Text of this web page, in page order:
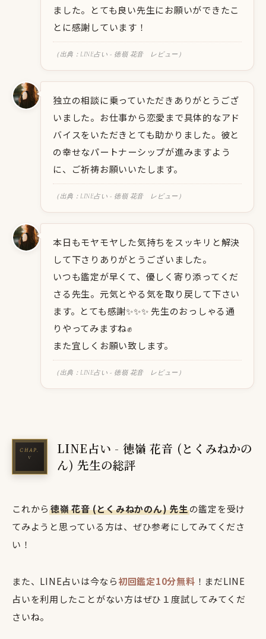
ました。とても良い先生にお願いができたこ
とに感謝しています！
（出典：LINE占い - 徳嶺 花音 レビュー）
独立の相談に乗っていただきありがとうござ
いました。お仕事から恋愛まで具体的なアド
バイスをいただきとても助かりました。彼と
の幸せなパートナーシップが進みますよう
に、ご祈祷お願いいたします。
（出典：LINE占い - 徳嶺 花音 レビュー）
本日もモヤモヤした気持ちをスッキリと解決
して下さりありがとうございました。
いつも鑑定が早くて、優しく寄り添ってくだ
さる先生。元気とやる気を取り戻して下さい
ます。とても感謝✨✨✨ 先生のおっしゃる通
りやってみますね✊
また宜しくお願い致します。
（出典：LINE占い - 徳嶺 花音 レビュー）
LINE占い - 徳嶺 花音 (とくみねかの
ん) 先生の総評
これから徳嶺 花音 (とくみねかのん) 先生の鑑定を受け
てみようと思っている方は、ぜひ参考にしてみてくださ
い！
また、LINE占いは今なら初回鑑定10分無料 ！まだLINE
占いを利用したことがない方はぜひ１度試してみてくだ
さいね。